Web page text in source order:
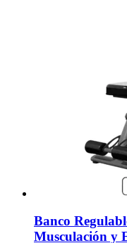
Banco
Musculación y